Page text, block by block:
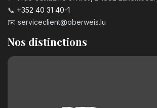
📞 +352 40 31 40-1
✉️ serviceclient@oberweis.lu
Nos distinctions